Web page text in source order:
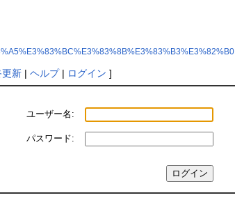
更新| ヘルプ| ログイン ]
ユーザー名:
パスワード: